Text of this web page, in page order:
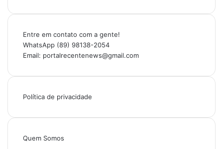
Entre em contato com a gente!
WhatsApp (89) 98138-2054
Email: portalrecentenews@gmail.com
Política de privacidade
Quem Somos